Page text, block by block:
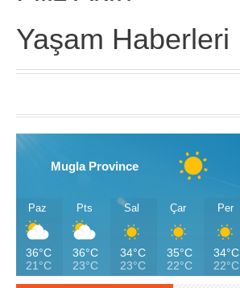
Yaşam Haberleri
Mugla Province
Paz
36°C
21°C
Pts
36°C
23°C
Sal
34°C
23°C
Çar
35°C
22°C
Per
34°C
22°C